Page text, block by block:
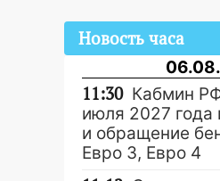
Новость часа
11:30 Кабмин
июля 2027 года
и обращение
Евро 3, Евро 4